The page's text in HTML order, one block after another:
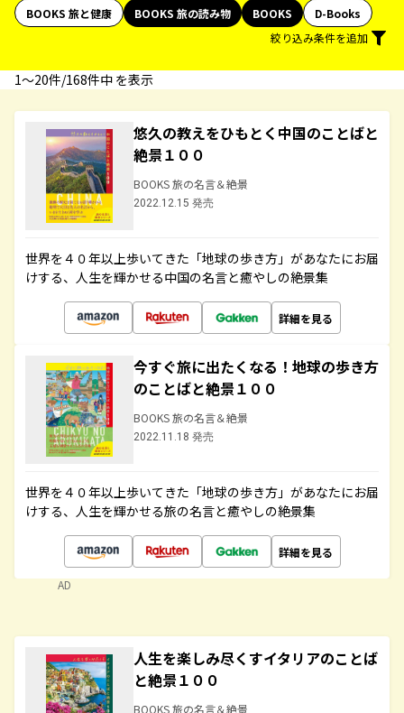
BOOKS 旅と健康
BOOKS 旅の読み物 BOOKS
D-Books
絞り込み条件を追加
1〜20件/168件中 を表示
悠久の教えをひもとく中国のことばと
絶景１００
BOOKS 旅の名言＆絶景
2022.12.15 発売
世界を４０年以上歩いてきた「地球の歩き方」があなたにお届
けする、人生を輝かせる中国の名言と癒やしの絶景集
詳細を見る
今すぐ旅に出たくなる！地球の歩き方
のことばと絶景１００
BOOKS 旅の名言＆絶景
2022.11.18 発売
世界を４０年以上歩いてきた「地球の歩き方」があなたにお届
けする、人生を輝かせる旅の名言と癒やしの絶景集
詳細を見る
AD
人生を楽しみ尽くすイタリアのことば
と絶景１００
BOOKS 旅の名言＆絶景